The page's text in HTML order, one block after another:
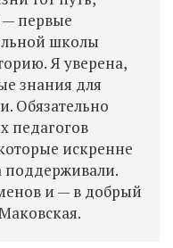
— первые
школы
Я уверена,
знания для
Обязательно
педагогов
искренне
поддерживали.
и — в добрый